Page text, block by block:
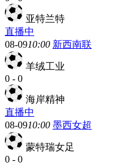
亚特兰特
直播中
08-0910:00 新西南联
羊绒工业
0 - 0
海岸精神
直播中
08-0910:00 墨西女超
蒙特瑞女足
0 - 0